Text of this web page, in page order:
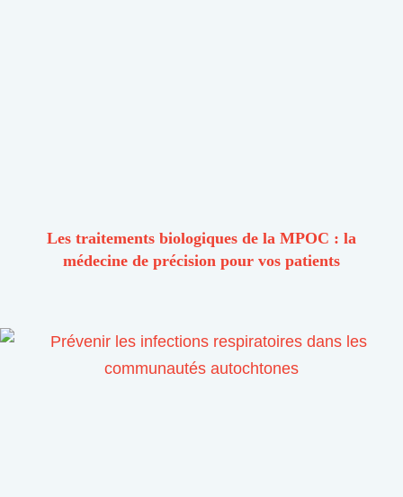
Les traitements biologiques de la MPOC : la
médecine de précision pour vos patients